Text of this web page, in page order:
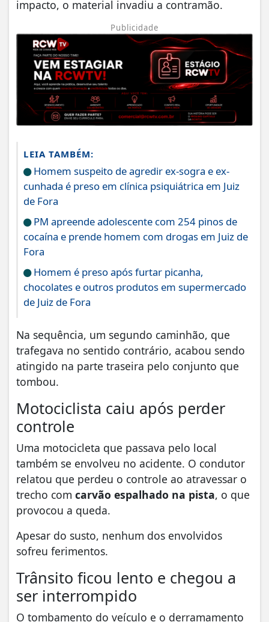
impacto, o material invadiu a contramão.
Publicidade
LEIA TAMBÉM:
Homem suspeito de agredir ex-sogra e ex-
cunhada é preso em clínica psiquiátrica em Juiz
de Fora
PM apreende adolescente com 254 pinos de
cocaína e prende homem com drogas em Juiz de
Fora
Homem é preso após furtar picanha,
chocolates e outros produtos em supermercado
de Juiz de Fora
Na sequência, um segundo caminhão, que
trafegava no sentido contrário, acabou sendo
atingido na parte traseira pelo conjunto que
tombou.
Motociclista caiu após perder
controle
Uma motocicleta que passava pelo local
também se envolveu no acidente. O condutor
relatou que perdeu o controle ao atravessar o
trecho com carvão espalhado na pista, o que
provocou a queda.
Apesar do susto, nenhum dos envolvidos
sofreu ferimentos.
Trânsito ficou lento e chegou a
ser interrompido
O tombamento do veículo e o derramamento